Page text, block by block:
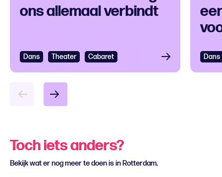
ons allemaal verbindt
Dans Theater Cabaret Dans
Bekijken
Toch iets anders?
Bekijk wat er nog meer te doen is in Rotterdam.